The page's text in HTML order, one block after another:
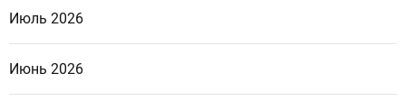
Июль 2026
Июнь 2026